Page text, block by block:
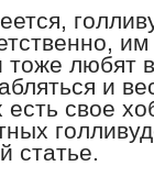
любят
и
есть свое
статье.